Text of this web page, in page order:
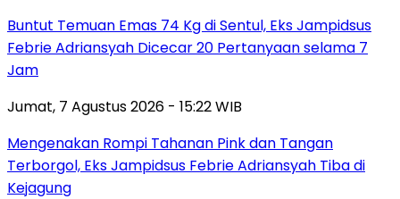
Buntut Temuan Emas 74 Kg di Sentul, Eks Jampidsus
Febrie Adriansyah Dicecar 20 Pertanyaan selama 7
Jam
Jumat, 7 Agustus 2026 - 15:22 WIB
Mengenakan Rompi Tahanan Pink dan Tangan
Terborgol, Eks Jampidsus Febrie Adriansyah Tiba di
Kejagung